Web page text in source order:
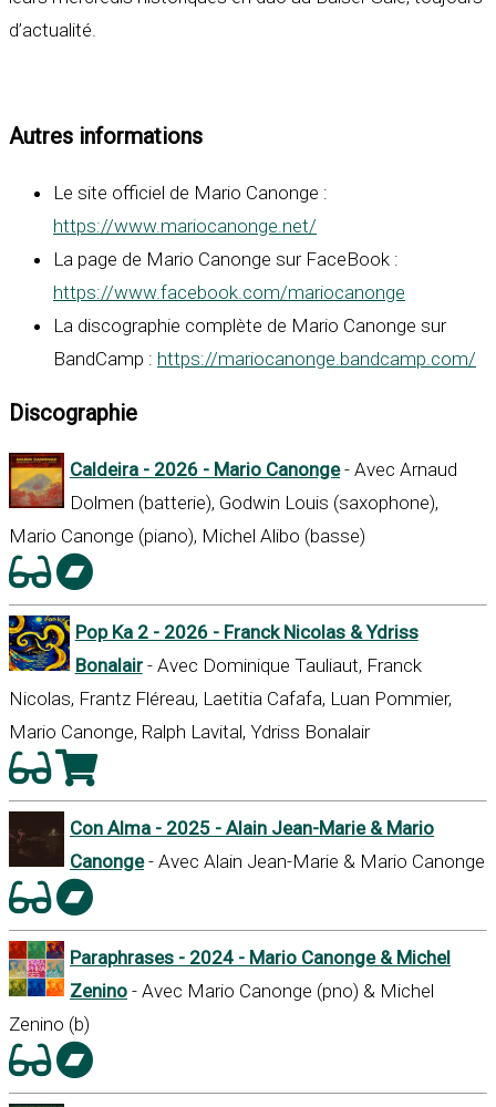
d’actualité.
Autres informations
Le site officiel de Mario Canonge :
https://www.mariocanonge.net/
La page de Mario Canonge sur FaceBook :
https://www.facebook.com/mariocanonge
La discographie complète de Mario Canonge sur
BandCamp : https://mariocanonge.bandcamp.com/
Discographie
Caldeira - 2026 - Mario Canonge- Avec Arnaud
Dolmen (batterie), Godwin Louis (saxophone),
Mario Canonge (piano), Michel Alibo (basse)
Pop Ka 2 - 2026 - Franck Nicolas & Ydriss
Bonalair- Avec Dominique Tauliaut, Franck
Nicolas, Frantz Fléreau, Laetitia Cafafa, Luan Pommier,
Mario Canonge, Ralph Lavital, Ydriss Bonalair
Con Alma - 2025 - Alain Jean-Marie & Mario
Canonge- Avec Alain Jean-Marie & Mario Canonge
Paraphrases - 2024 - Mario Canonge & Michel
Zenino - Avec Mario Canonge (pno) & Michel
Zenino (b)